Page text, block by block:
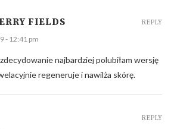
FIELDS
- 12:41 pm
najbardziej polubiłam wersję
regeneruje i nawilża skórę.
REPLY
REPLY